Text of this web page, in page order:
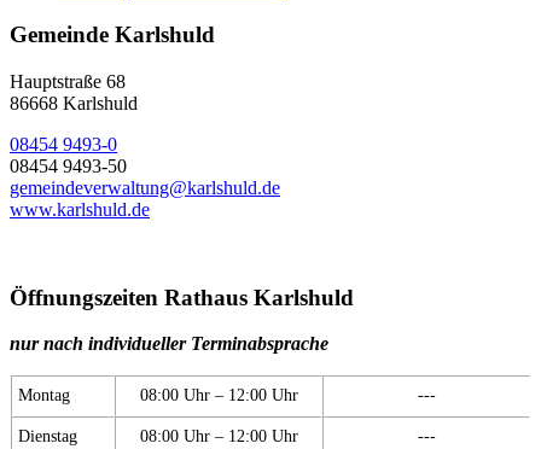
Gemeinde Karlshuld
Hauptstraße 68
86668 Karlshuld
08454 9493-0
08454 9493-50
gemeindeverwaltung@karlshuld.de
www.karlshuld.de
Öffnungszeiten Rathaus Karlshuld
nur nach individueller Terminabsprache
Montag 08:00 Uhr – 12:00 Uhr ---
Dienstag 08:00 Uhr – 12:00 Uhr ---